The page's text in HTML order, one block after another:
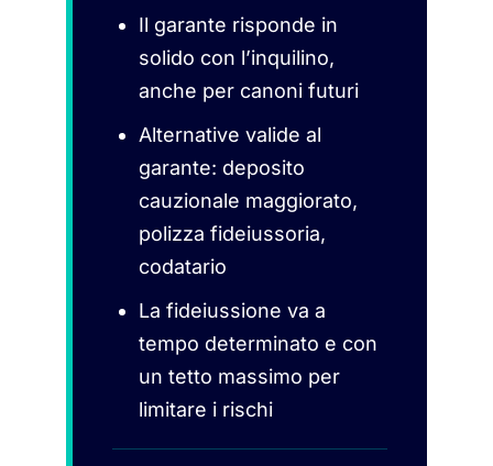
Il garante risponde in
solido con l’inquilino,
anche per canoni futuri
Alternative valide al
garante: deposito
cauzionale maggiorato,
polizza fideiussoria,
codatario
La fideiussione va a
tempo determinato e con
un tetto massimo per
limitare i rischi